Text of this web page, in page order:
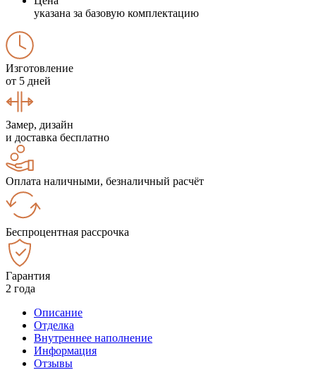
указана за базовую комплектацию
Изготовление
от 5 дней
Замер, дизайн
и доставка бесплатно
Оплата наличными, безналичный расчёт
Беспроцентная рассрочка
Гарантия
2 года
Описание
Отделка
Внутреннее наполнение
Информация
Отзывы